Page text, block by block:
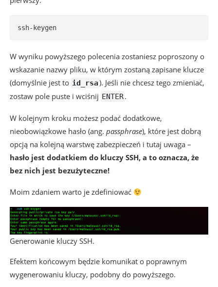
ssh-keygen
W wyniku powyższego polecenia zostaniesz poproszony o
wskazanie nazwy pliku, w którym zostaną zapisane klucze
(domyślnie jest to id_rsa). Jeśli nie chcesz tego zmieniać,
zostaw pole puste i wciśnij ENTER.
W kolejnym kroku możesz podać dodatkowe,
nieobowiązkowe hasło (ang. passphrase), które jest dobrą
opcją na kolejną warstwę zabezpieczeń i tutaj uwaga –
hasło jest dodatkiem do kluczy SSH, a to oznacza, że
bez nich jest bezużyteczne!
Moim zdaniem warto je zdefiniować
Generowanie kluczy SSH.
Efektem końcowym będzie komunikat o poprawnym
wygenerowaniu kluczy, podobny do powyższego.